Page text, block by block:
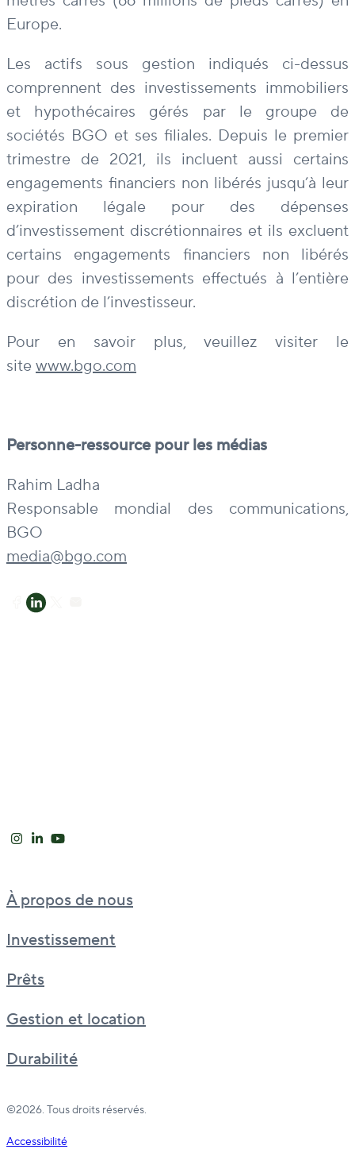
Europe.
Les actifs sous gestion indiqués ci-dessus
comprennent des investissements immobiliers
et hypothécaires gérés par le groupe de
sociétés BGO et ses filiales. Depuis le premier
trimestre de 2021, ils incluent aussi certains
engagements financiers non libérés jusqu’à leur
expiration légale pour des dépenses
d’investissement discrétionnaires et ils excluent
certains engagements financiers non libérés
pour des investissements effectués à l’entière
discrétion de l’investisseur.
Pour en savoir plus, veuillez visiter le
site www.bgo.com
Personne-ressource pour les médias
Rahim Ladha
Responsable mondial des communications,
BGO
media@bgo.com
À propos de nous
Investissement
Prêts
Gestion et location
Durabilité
©2026. Tous droits réservés.
Accessibilité